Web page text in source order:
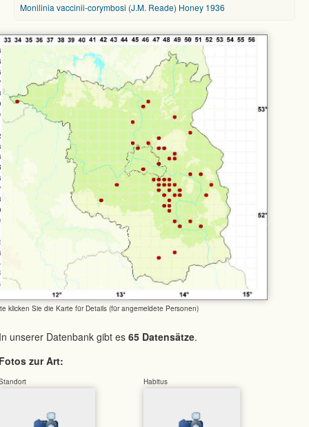
Monilinia vaccinii-corymbosi (J.M. Reade) Honey 1936
klicken Sie die Karte für Details (für angemeldete Personen)
unserer Datenbank gibt es 65 Datensätze.
zur Art:
Habitus